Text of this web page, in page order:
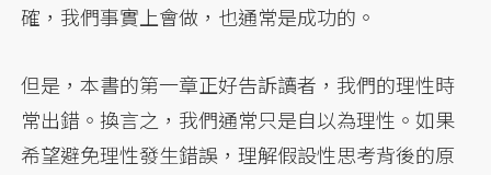
確，我們事實上會做，也通常是成功的。
但是，本書的第一章正好告訴讀者，我們的理性時
常出錯。換言之，我們通常只是自以為理性。如果
希望避免理性發生錯誤，理解假設性思考背後的原